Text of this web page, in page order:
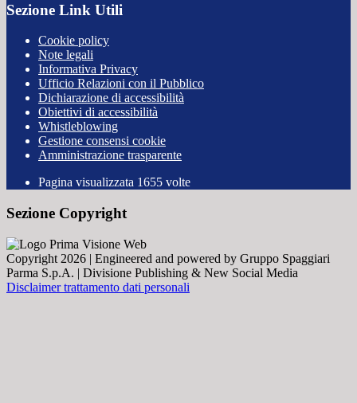
Sezione Link Utili
Cookie policy
Note legali
Informativa Privacy
Ufficio Relazioni con il Pubblico
Dichiarazione di accessibilità
Obiettivi di accessibilità
Whistleblowing
Gestione consensi cookie
Amministrazione trasparente
Pagina visualizzata 1655 volte
Sezione Copyright
Copyright 2026 | Engineered and powered by Gruppo Spaggiari
Parma S.p.A. | Divisione Publishing & New Social Media
Disclaimer trattamento dati personali